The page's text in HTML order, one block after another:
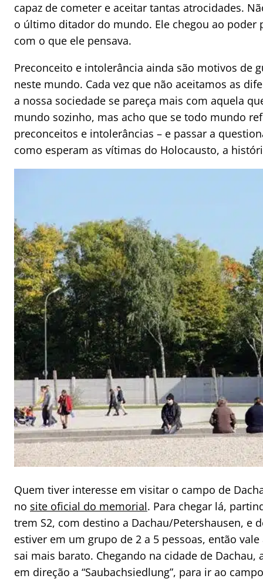
capaz de cometer e aceitar tantas atrocidades.
o último ditador do mundo. Ele chegou ao poder
com o que ele pensava.
Preconceito e intolerância ainda são motivos de
neste mundo. Cada vez que não aceitamos as
a nossa sociedade se pareça mais com aquela
mundo sozinho, mas acho que se todo mundo
preconceitos e intolerâncias – e passar a
como esperam as vítimas do Holocausto, a
Quem tiver interesse em visitar o campo de
no site oficial do memorial. Para chegar lá,
trem S2, com destino a Dachau/Petershausen, e
estiver em um grupo de 2 a 5 pessoas, então
sai mais barato. Chegando na cidade de
em direção a “Saubachsiedlung”, para ir ao